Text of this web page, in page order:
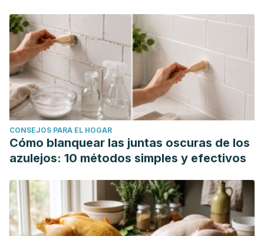
CONSEJOS PARA EL HOGAR
Cómo blanquear las juntas oscuras de los
azulejos: 10 métodos simples y efectivos